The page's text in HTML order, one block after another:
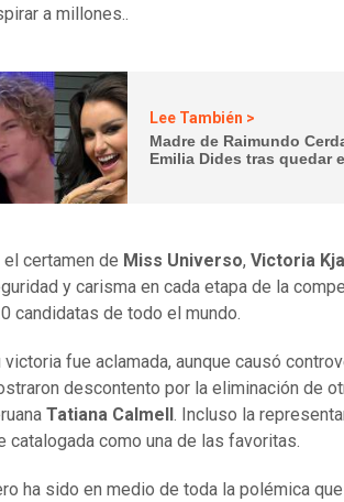
a millones..
Lee También >
Madre de Raimundo
Emilia Dides tras quedar
el certamen de Miss Universo, Victoria
y carisma en cada etapa de la
candidatas de todo el mundo.
victoria fue aclamada, aunque causó
descontento por la eliminación de
Tatiana Calmell . Incluso la
catalogada como una de las favoritas.
ha sido en medio de toda la polémica